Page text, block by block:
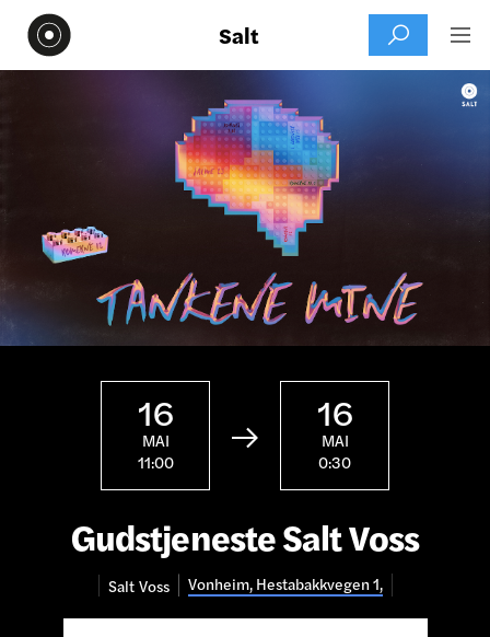
Salt  
16
MAI
11:00

16
MAI
0:30
Gudstjeneste Salt Voss
Salt Voss Vonheim, Hestabakkvegen 1,